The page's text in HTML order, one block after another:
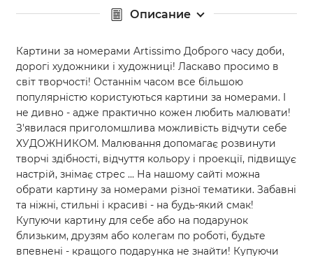
Описание
Картини за номерами Artissimo Доброго часу доби,
дорогі художники і художниці! Ласкаво просимо в
світ творчості! Останнім часом все більшою
популярністю користуються картини за номерами. І
не дивно - адже практично кожен любить малювати!
З'явилася приголомшлива можливість відчути себе
ХУДОЖНИКОМ. Малювання допомагає розвинути
творчі здібності, відчуття кольору і проекції, підвищує
настрій, знімає стрес ... На нашому сайті можна
обрати картину за номерами різної тематики. Забавні
та ніжні, стильні і красиві - на будь-який смак!
Купуючи картину для себе або на подарунок
близьким, друзям або колегам по роботі, будьте
впевнені - кращого подарунка не знайти! Купуючи